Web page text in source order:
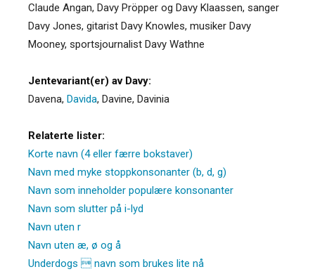
Claude Angan, Davy Pröpper og Davy Klaassen, sanger
Davy Jones, gitarist Davy Knowles, musiker Davy
Mooney, sportsjournalist Davy Wathne
Jentevariant(er) av Davy:
Davena, Davida, Davine, Davinia
Relaterte lister:
Korte navn (4 eller færre bokstaver)
Navn med myke stoppkonsonanter (b, d, g)
Navn som inneholder populære konsonanter
Navn som slutter på i-lyd
Navn uten r
Navn uten æ, ø og å
Underdogs  navn som brukes lite nå